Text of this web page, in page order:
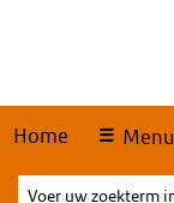
Home Menu
Voer